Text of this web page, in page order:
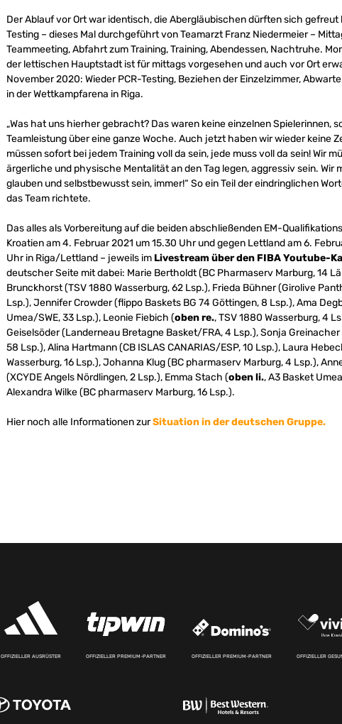
Der Ablauf vor Ort war identisch, die Abergläubischen dürften sich
Testing – dieses Mal durchgeführt von Teamarzt Franz Niedermeier –
Teammeeting, Abfahrt zum Training, Training, Abendessen, Nachtruhe.
der lettischen Hauptstadt ist für mittags vorgesehen und auch vor Ort
November 2020: Wieder PCR-Testing, Beziehen der Einzelzimmer,
in der Wettkampfarena in Riga.
„Was hat uns hierher gebracht? Das waren keine einzelnen Spielerinnen,
Teamleistung über eine ganze Woche. Auch jetzt haben wir wieder keine
müssen sofort bei jedem Training voll da sein, jede muss voll da sein! Wir
ärgerliche und physische Mentalität an den Tag legen, aggressiv sein. Wir
glauben und selbstbewusst sein, immer!“ So ein Teil der eindringlichen
das Team richtete.
Das alles als Vorbereitung auf die beiden abschließenden EM-
Kroatien am 4. Februar 2021 um 15.30 Uhr und gegen Lettland am 6.
Uhr in Riga/Lettland – jeweils im Livestream über den FIBA Youtube-
deutscher Seite mit dabei: Marie Bertholdt (BC Pharmaserv Marburg, 14
Brunckhorst (TSV 1880 Wasserburg, 62 Lsp.), Frieda Bühner (Girolive
Lsp.), Jennifer Crowder (flippo Baskets BG 74 Göttingen, 8 Lsp.), Ama
Umea/SWE, 33 Lsp.), Leonie Fiebich (oben re., TSV 1880 Wasserburg, 4
Geiselsöder (Landerneau Bretagne Basket/FRA, 4 Lsp.), Sonja
58 Lsp.), Alina Hartmann (CB ISLAS CANARIAS/ESP, 10 Lsp.), Laura
Wasserburg, 16 Lsp.), Johanna Klug (BC pharmaserv Marburg, 4 Lsp.),
(XCYDE Angels Nördlingen, 2 Lsp.), Emma Stach (oben li., A3 Basket
Alexandra Wilke (BC pharmaserv Marburg, 16 Lsp.).
Hier noch alle Informationen zurSituation in der deutschen Gruppe.
OFFIZIELLER AUSRÜSTER OFFIZIELLER PREMIUM-PARTNER OFFIZIELLER PREMIUM-PARTNER OFFIZIELLER